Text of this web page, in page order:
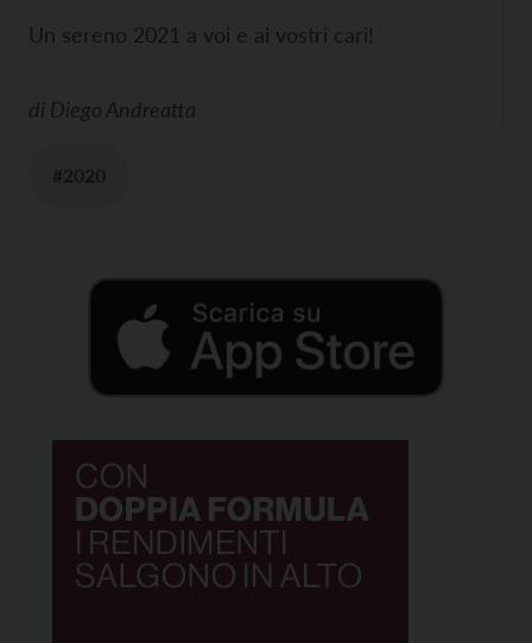
Un sereno 2021 a voi e ai vostri cari!
di Diego Andreatta
#2020